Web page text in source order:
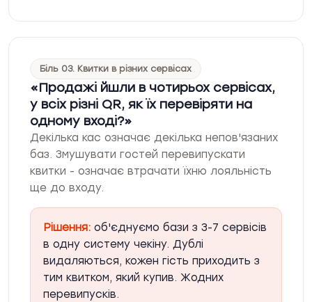
Біль 03. Квитки в різних сервісах
Продажі йшли в чотирьох сервісах,
у всіх різні QR, як їх перевіряти на
одному вході?
Декілька кас означає декілька непов'язаних
баз. Змушувати гостей перевипускати
квитки - означає втрачати їхню лояльність
ще до входу.
Рішення: об'єднуємо бази з 3-7 сервісів
в одну систему чекіну. Дублі
видаляються, кожен гість приходить з
тим квитком, який купив. Жодних
перевипусків.